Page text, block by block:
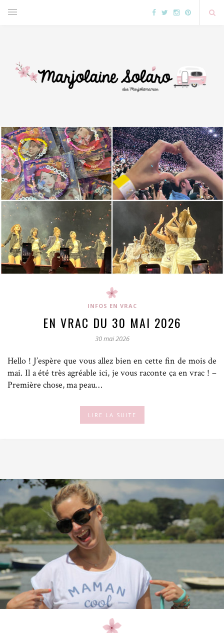
INFOS EN VRAC
EN VRAC DU 30 MAI 2026
30 mai 2026
Hello ! J’espère que vous allez bien en cette fin de mois de
mai. Il a été très agréable ici, je vous raconte ça en vrac ! –
Première chose, ma peau…
LIRE LA SUITE